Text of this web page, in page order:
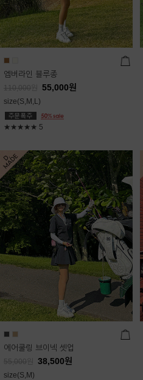
엠버라인 블루종
110,000 55,000원
size(S,M,L)
★★★★★ 5
에어쿨링 브이넥 셋업
55,000 38,500원
size(S,M)